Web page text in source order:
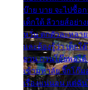
บ๊าย บาย จะไปซื้อก
เด็กใต้ ลีวายส์อย่า
หวั่น ตกตัวละหลา
และต้องรู้ว่า เด็กใ
ยวน กวนโอ๊ยพอได้
เข้ามหาลัย จิ๊กโก๊
เรื่องแน่นอน แต่ฉั